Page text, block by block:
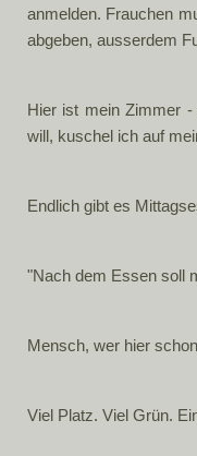
anmelden. Frauchen
abgeben, ausserdem
Hier ist mein Zimmer
will, kuschel ich auf
Endlich gibt es
"Nach dem Essen soll
Mensch, wer hier
Viel Platz. Viel Grün.